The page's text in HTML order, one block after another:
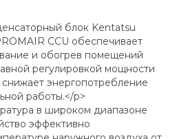
блок Kentatsu
CCU обеспечивает
и обогрев помещений
регулировкой мощности
снижает энергопотребление
работы.</p>
в широком диапазоне
эффективно